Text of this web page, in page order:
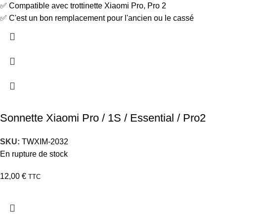
✅ Compatible avec trottinette Xiaomi Pro, Pro 2
✅ C'est un bon remplacement pour l'ancien ou le cassé
Sonnette Xiaomi Pro / 1S / Essential / Pro2
SKU: TWXIM-2032
En rupture de stock
12,00 € TTC